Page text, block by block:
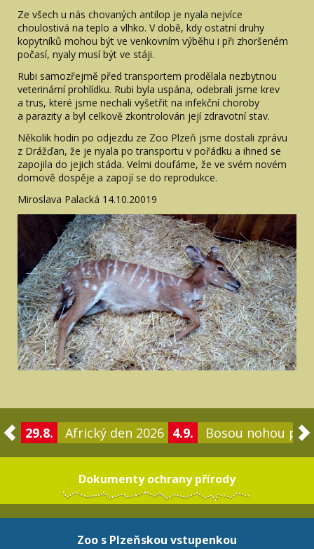
Ze všech u nás chovaných antilop je nyala nejvíce
choulostivá na teplo a vlhko. V době, kdy ostatní druhy
kopytníků mohou být ve venkovním výběhu i při zhoršeném
počasí, nyaly musí být ve stáji.
Rubi samozřejmě před transportem prodělala nezbytnou
veterinární prohlídku. Rubi byla uspána, odebrali jsme krev
a trus, které jsme nechali vyšetřit na infekční choroby
a parazity a byl celkově zkontrolován její zdravotní stav.
Několik hodin po odjezdu ze Zoo Plzeň jsme dostali zprávu
z Drážďan, že je nyala po transportu v pořádku a ihned se
zapojila do jejich stáda. Velmi doufáme, že ve svém novém
domově dospěje a zapojí se do reprodukce.
Miroslava Palacká 14.10.20019
29.8. Africký den 2026 4.9. Bosou nohou po
Dokumenty ochrany přírody
Zoo s Plzeňskou vstupenkou